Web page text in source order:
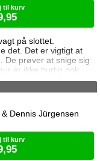
på slottet.
det. Det er vigtigt at
De prøver at snige sig
er ikke hurtig nok.
til kurv
Dennis Jürgensen
til kurv